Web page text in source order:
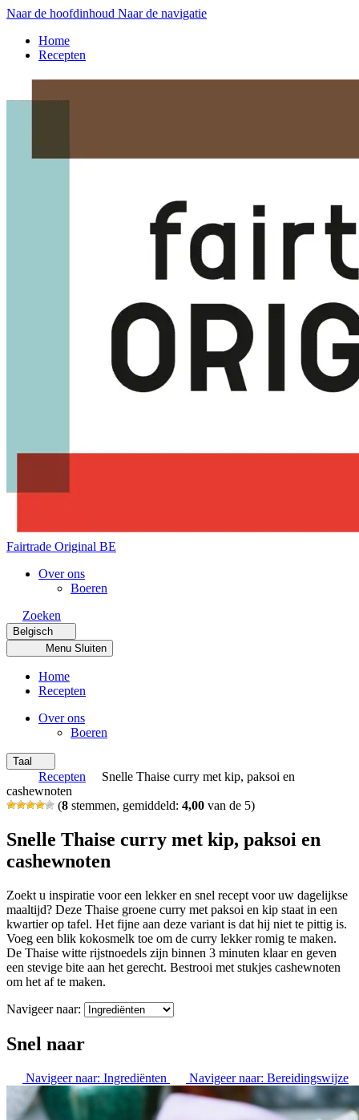
Naar de hoofdinhoud Naar de navigatie
Home
Recepten
Fairtrade Original BE
Over ons
Boeren
Zoeken
Belgisch
Menu Sluiten
Home
Recepten
Over ons
Boeren
Taal
Recepten
Snelle Thaise curry met kip, paksoi en
cashewnoten
(8 stemmen, gemiddeld: 4,00 van de 5)
Snelle Thaise curry met kip, paksoi en
cashewnoten
Zoekt u inspiratie voor een lekker en snel recept voor uw dagelijkse
maaltijd? Deze Thaise groene curry met paksoi en kip staat in een
kwartier op tafel. Het fijne aan deze variant is dat hij niet te pittig is.
Voeg een blik kokosmelk toe om de curry lekker romig te maken.
De Thaise witte rijstnoedels zijn binnen 3 minuten klaar en geven
een stevige bite aan het gerecht. Bestrooi met stukjes cashewnoten
om het af te maken.
Navigeer naar:
Snel naar
Navigeer naar: Ingrediënten Navigeer naar: Bereidingswijze